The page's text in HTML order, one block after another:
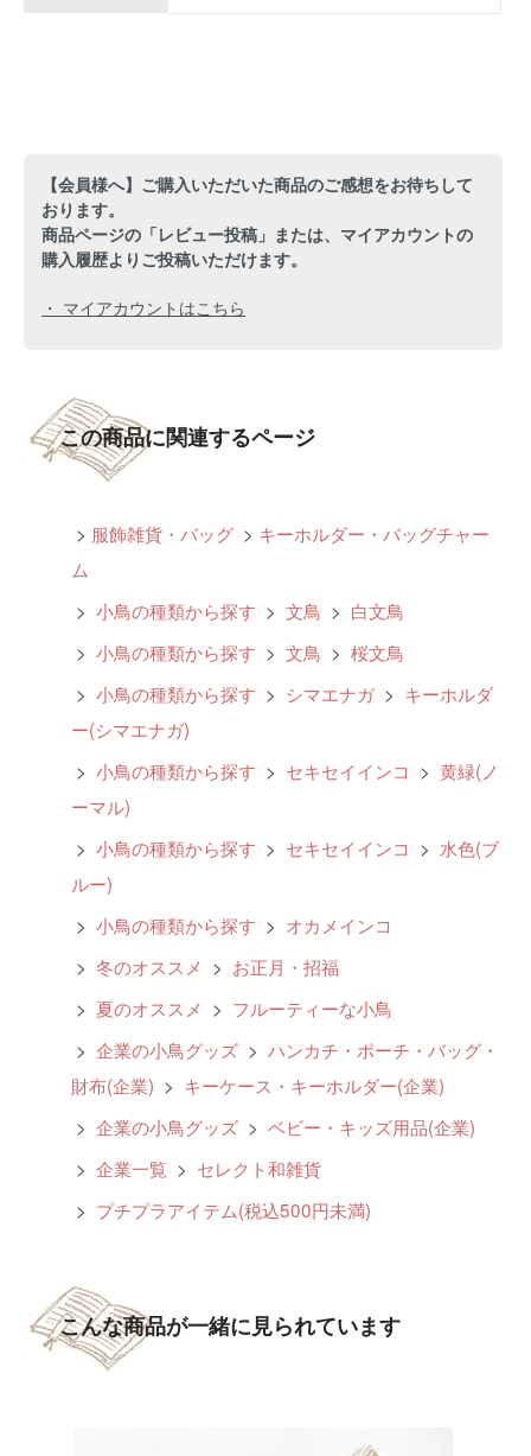
【会員様へ】ご購入いただいた商品のご感想をお待ちして
おります。
商品ページの「レビュー投稿」または、マイアカウントの
購入履歴よりご投稿いただけます。
・ マイアカウントはこちら
この商品に関連するページ
> 服飾雑貨・バッグ > キーホルダー・バッグチャー
ム
> 小鳥の種類から探す > 文鳥 > 白文鳥
> 小鳥の種類から探す > 文鳥 > 桜文鳥
> 小鳥の種類から探す > シマエナガ > キーホルダ
ー(シマエナガ)
> 小鳥の種類から探す > セキセイインコ > 黄緑(ノ
ーマル)
> 小鳥の種類から探す > セキセイインコ > 水色(ブ
ルー)
> 小鳥の種類から探す > オカメインコ
> 冬のオススメ > お正月・招福
> 夏のオススメ > フルーティーな小鳥
> 企業の小鳥グッズ > ハンカチ・ポーチ・バッグ・
財布(企業) > キーケース・キーホルダー(企業)
> 企業の小鳥グッズ > ベビー・キッズ用品(企業)
> 企業一覧 > セレクト和雑貨
> プチプラアイテム(税込500円未満)
こんな商品が一緒に見られています